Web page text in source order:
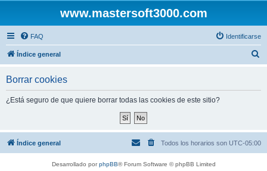
www.mastersoft3000.com
FAQ Identificarse
Índice general
Borrar cookies
¿Está seguro de que quiere borrar todas las cookies de este sitio?
Índice general Todos los horarios son UTC-05:00
Desarrollado porphpBB® Forum Software © phpBB Limited